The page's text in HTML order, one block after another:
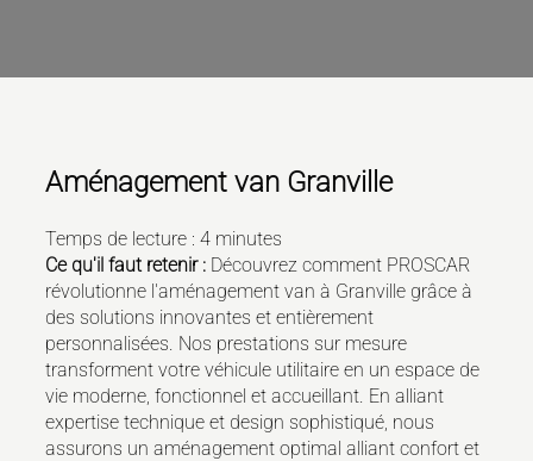
Aménagement van Granville
Temps de lecture : 4 minutes
Ce qu'il faut retenir : Découvrez comment PROSCAR
révolutionne l'aménagement van à Granville grâce à
des solutions innovantes et entièrement
personnalisées. Nos prestations sur mesure
transforment votre véhicule utilitaire en un espace de
vie moderne, fonctionnel et accueillant. En alliant
expertise technique et design sophistiqué, nous
assurons un aménagement optimal alliant confort et